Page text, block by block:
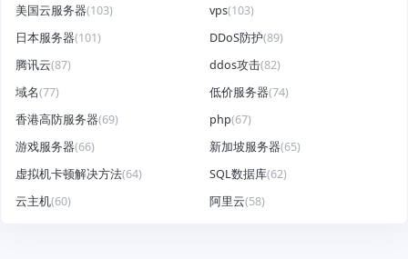
美国云服务器(103) vps(103)
日本服务器(101) DDoS防护(89)
腾讯云(87) ddos攻击(82)
域名(77) 低价服务器(74)
香港高防服务器(69) php(67)
游戏服务器(66) 新加坡服务器(65)
虚拟机卡顿解决方法(64) SQL数据库(62)
云主机(60) 阿里云(58)